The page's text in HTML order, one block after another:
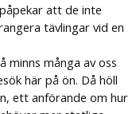
att de inte
tävlingar vid en
minns många av oss
här på ön. Då höll
ett anförande om hur